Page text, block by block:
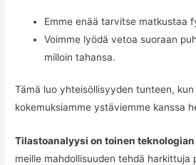
Emme enää tarvitse matkustaa
Voimme lyödä vetoa suoraan
milloin tahansa.
Tämä luo yhteisöllisyyden tunteen,
kokemuksiamme ystäviemme kanssa
Tilastoanalyysi on toinen teknologian
meille mahdollisuuden tehdä harkittuja